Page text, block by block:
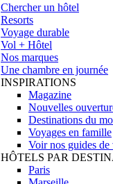
Chercher un hôtel
Resorts
Voyage durable
Vol + Hôtel
Nos marques
Une chambre en journée
INSPIRATIONS
Magazine
Nouvelles
Destinations du
Voyages en famille
Voir nos guides de
HÔTELS PAR
Paris